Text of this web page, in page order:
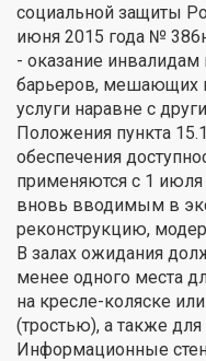
социальной защиты
июня 2015 года №
- оказание
барьеров, мешающих
услуги наравне с
Положения пункта
обеспечения
применяются с 1 июля
вновь вводимым в
реконструкцию,
В залах ожидания
менее одного места
на кресле-коляске
(тростью), а также
Информационные